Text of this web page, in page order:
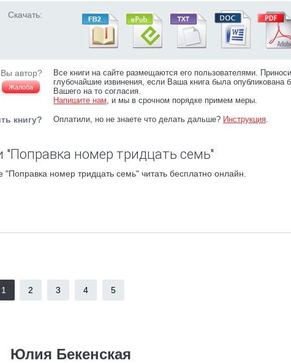
Скачать:
Вы автор?
Жалоба
Все книги на сайте размещаются его пользователями.
глубочайшие извинения, если Ваша книга была опубликована
Вашего на то согласия.
Напишите нам, и мы в срочном порядке примем меры.
книгу? Оплатили, но не знаете что делать дальше? Инструкция.
"Поправка номер тридцать семь"
номер тридцать семь" читать бесплатно онлайн.
1 2 3 4 5
Юлия Бекенская